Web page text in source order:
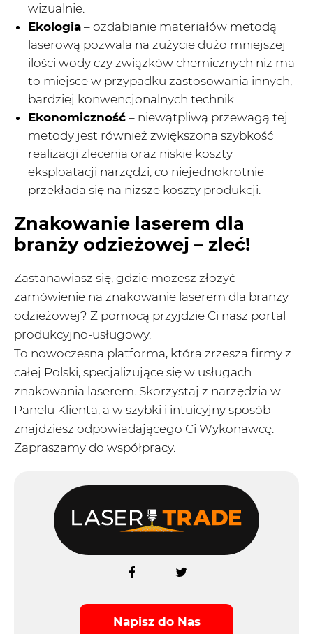
wizualnie.
Ekologia – ozdabianie materiałów metodą
laserową pozwala na zużycie dużo mniejszej
ilości wody czy związków chemicznych niż ma
to miejsce w przypadku zastosowania innych,
bardziej konwencjonalnych technik.
Ekonomiczność – niewątpliwą przewagą tej
metody jest również zwiększona szybkość
realizacji zlecenia oraz niskie koszty
eksploatacji narzędzi, co niejednokrotnie
przekłada się na niższe koszty produkcji.
Znakowanie laserem dla
branży odzieżowej – zleć!
Zastanawiasz się, gdzie możesz złożyć
zamówienie na znakowanie laserem dla branży
odzieżowej? Z pomocą przyjdzie Ci nasz portal
produkcyjno-usługowy.
To nowoczesna platforma, która zrzesza firmy z
całej Polski, specjalizujące się w usługach
znakowania laserem. Skorzystaj z narzędzia w
Panelu Klienta, a w szybki i intuicyjny sposób
znajdziesz odpowiadającego Ci Wykonawcę.
Zapraszamy do współpracy.
Napisz do Nas